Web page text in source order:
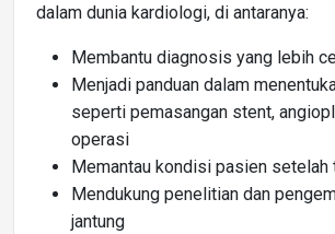
dalam dunia kardiologi, di antaranya:
Membantu diagnosis yang lebih
Menjadi panduan dalam
seperti pemasangan stent,
operasi
Memantau kondisi pasien setelah
Mendukung penelitian dan
jantung